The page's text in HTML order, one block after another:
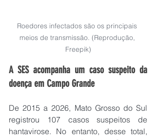
Roedores infectados são os principais
meios de transmissão. (Reprodução,
Freepik)
A SES acompanha um caso suspeito da
doença em Campo Grande
De 2015 a 2026, Mato Grosso do Sul
registrou 107 casos suspeitos de
hantavirose. No entanto, desse total,